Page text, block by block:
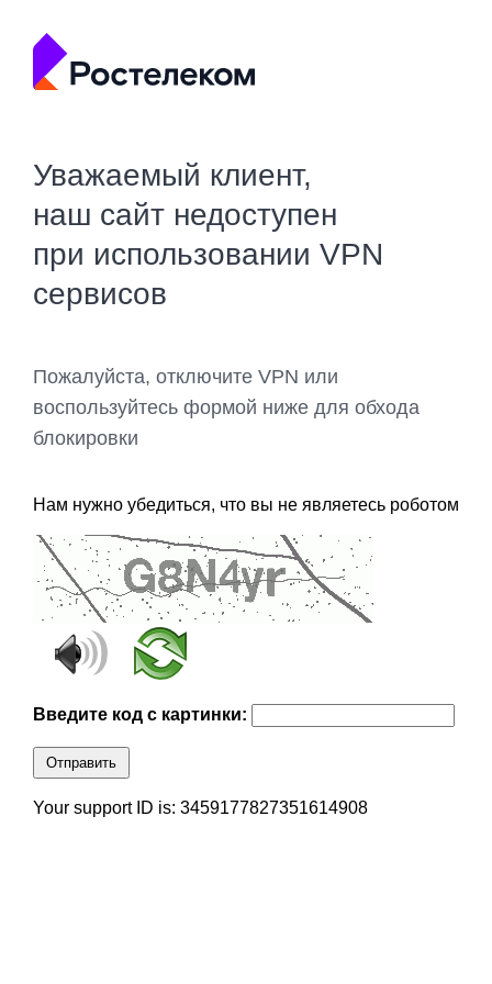
Уважаемый клиент,
наш сайт недоступен
при использовании VPN
сервисов
Пожалуйста, отключите VPN или
воспользуйтесь формой ниже для обхода
блокировки
Нам нужно убедиться, что вы не являетесь роботом
Введите код с картинки:
Отправить
Your support ID is: 3459177827351614908